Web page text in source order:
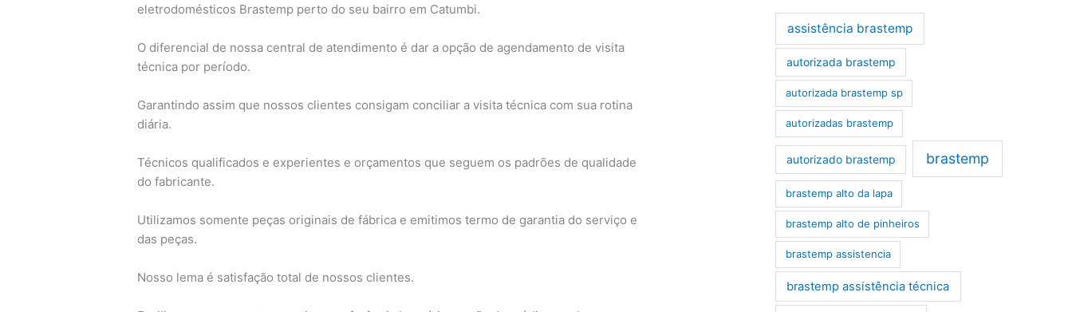
eletrodomésticos Brastemp perto do seu bairro em Catumbi.
O diferencial de nossa central de atendimento é dar a opção de agendamento de visita
técnica por período.
Garantindo assim que nossos clientes consigam conciliar a visita técnica com sua rotina
diária.
Técnicos qualificados e experientes e orçamentos que seguem os padrões de qualidade
do fabricante.
Utilizamos somente peças originais de fábrica e emitimos termo de garantia do serviço e
das peças.
Nosso lema é satisfação total de nossos clientes.
assistência brastemp
autorizada brastemp
autorizada brastemp sp
autorizadas brastemp
autorizado brastemp brastemp
brastemp alto da lapa
brastemp alto de pinheiros
brastemp assistencia
brastemp assistência técnica